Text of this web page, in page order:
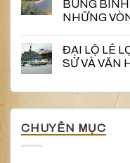
BÙNG BINH
NHỮNG
ĐẠI LỘ LÊ
SỬ VÀ VĂN
CHUYÊN MỤC